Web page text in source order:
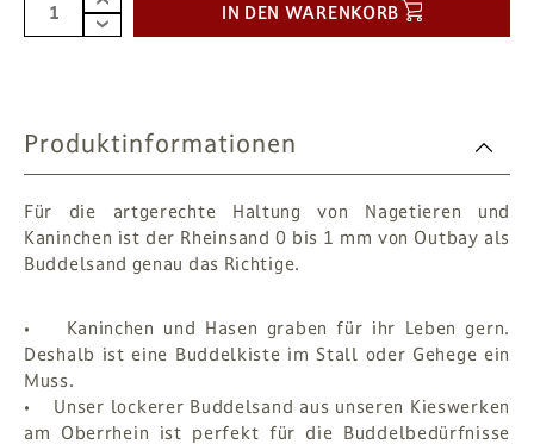
IN DEN WARENKORB
Produktinformationen
Für die artgerechte Haltung von Nagetieren und
Kaninchen ist der Rheinsand 0 bis 1 mm von Outbay als
Buddelsand genau das Richtige.
• Kaninchen und Hasen graben für ihr Leben gern.
Deshalb ist eine Buddelkiste im Stall oder Gehege ein
Muss.
• Unser lockerer Buddelsand aus unseren Kieswerken
am Oberrhein ist perfekt für die Buddelbedürfnisse